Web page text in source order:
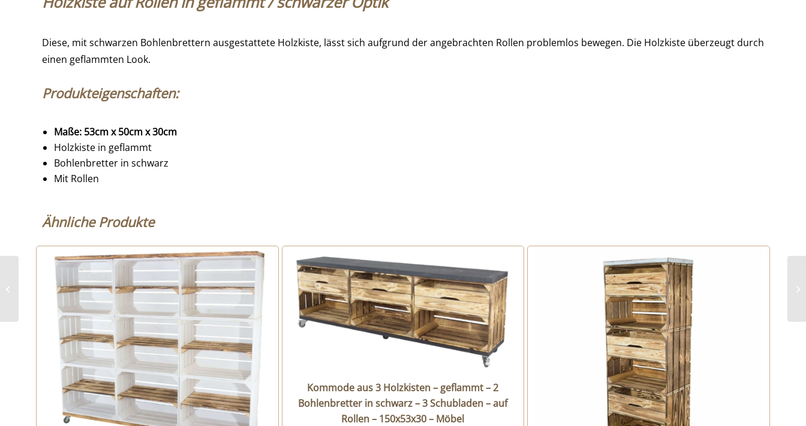
Diese, mit schwarzen Bohlenbrettern ausgestattete Holzkiste, lässt sich aufgrund der angebrachten Rollen problemlos bewegen. Die Holzkiste überzeugt durch
einen geflammten Look.
Produkteigenschaften:
Maße: 53cm x 50cm x 30cm
Holzkiste in geflammt
Bohlenbretter in schwarz
Mit Rollen
Ähnliche Produkte
Kommode aus 3 Holzkisten – geflammt – 2
Bohlenbretter in schwarz – 3 Schubladen – auf
Rollen – 150x53x30 – Möbel
Holzkisten Regal mit
Bohlenbrettern –
Rollen – geflammt –...